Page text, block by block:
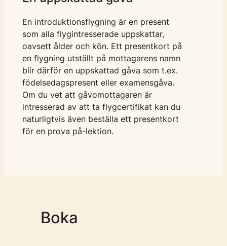
En introduktionsflygning är en present
som alla flygintresserade uppskattar,
oavsett ålder och kön. Ett presentkort på
en flygning utställt på mottagarens namn
blir därför en uppskattad gåva som t.ex.
födelsedagspresent eller examensgåva.
Om du vet att gåvomottagaren är
intresserad av att ta flygcertifikat kan du
naturligtvis även beställa ett presentkort
för en prova på-lektion.
Boka